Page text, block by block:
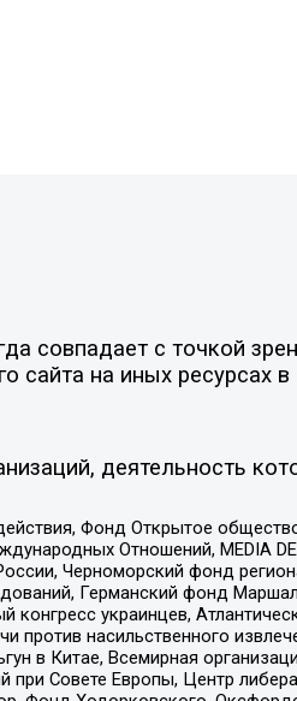
совпадает с точкой
сайта на иных ресурсах
деятельность
Фонд Открытое
Отношений, MEDIA
Черноморский фонд
Германский фонд
украинцев,
насильственного
в Китае, Всемирная
при Совете Европы, Центр